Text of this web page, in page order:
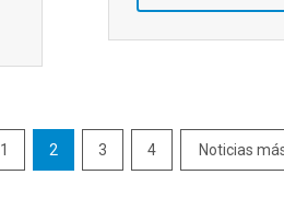
1 2 3 4 Noticias